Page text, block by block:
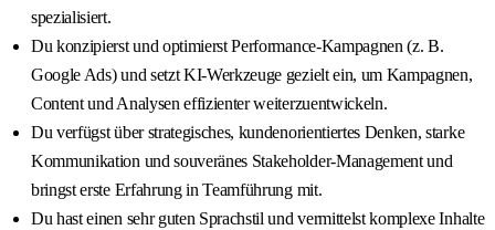
spezialisiert.
Du konzipierst und optimierst Performance-Kampagnen (z. B.
Google Ads) und setzt KI-Werkzeuge gezielt ein, um Kampagnen,
Content und Analysen effizienter weiterzuentwickeln.
Du verfügst über strategisches, kundenorientiertes Denken, starke
Kommunikation und souveränes Stakeholder-Management und
bringst erste Erfahrung in Teamführung mit.
Du hast einen sehr guten Sprachstil und vermittelst komplexe Inhalte